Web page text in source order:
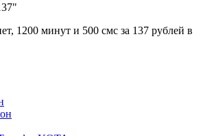
1200 минут и 500 смс за 137 рублей в